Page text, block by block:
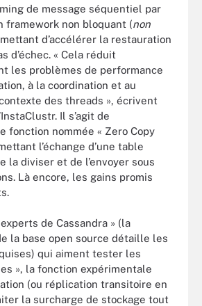
de message séquentiel par
framework non bloquant (non
d’accélérer la restauration
d’échec. « Cela réduit
les problèmes de performance
à la coordination et au
des threads », écrivent
Il s’agit de
fonction nommée « Zero Copy
l’échange d’une table
la diviser et de l’envoyer sous
Là encore, les gains promis
de Cassandra » (la
la base open source détaille les
qui aiment tester les
», la fonction expérimentale
(ou réplication transitoire en
la surcharge de stockage tout